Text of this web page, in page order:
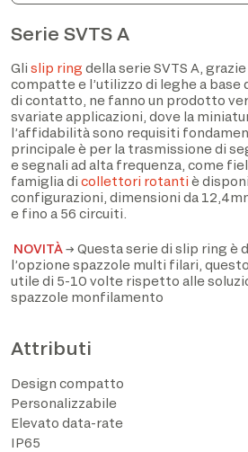
Serie SVTS A
Gli slip ring della serie SVTS A,
compatte e l’utilizzo di leghe a base
di contatto, ne fanno un prodotto
svariate applicazioni, dove la
l’affidabilità sono requisiti
principale è per la trasmissione di
e segnali ad alta frequenza, come
famiglia di collettori rotanti è
configurazioni, dimensioni da
e fino a 56 circuiti.
NOVITÀ→ Questa serie di slip ring è
l’opzione spazzole multi filari,
utile di 5-10 volte rispetto alle
spazzole monfilamento
Attributi
Design compatto
Personalizzabile
Elevato data-rate
IP65Ho preso visione dell’informativa